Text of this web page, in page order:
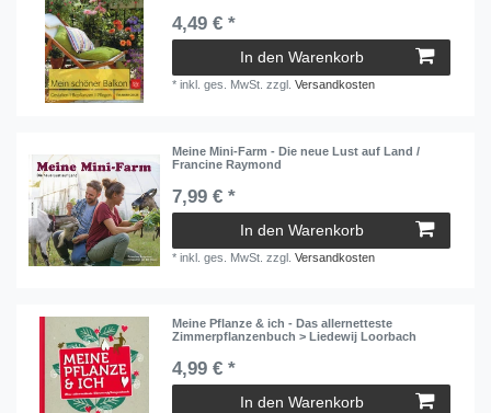
4,49 € *
In den Warenkorb
*inkl. ges. MwSt. zzgl.Versandkosten
Meine Mini-Farm - Die neue Lust auf Land /
Francine Raymond
7,99 € *
In den Warenkorb
*inkl. ges. MwSt. zzgl.Versandkosten
Meine Pflanze & ich - Das allernetteste
Zimmerpflanzenbuch > Liedewij Loorbach
4,99 € *
In den Warenkorb